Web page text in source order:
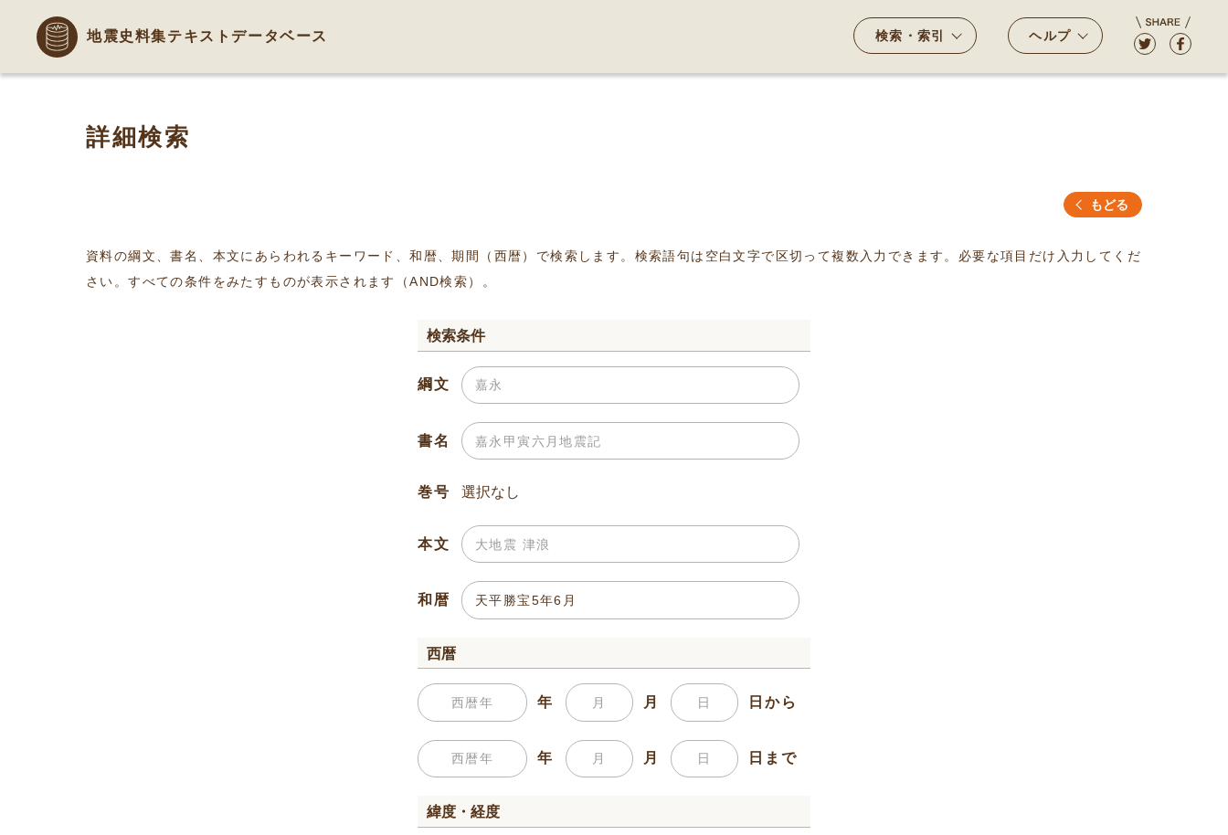
地震史料集テキストデータベース 検索・索引 ヘルプ
詳細検索
もどる
資料の綱文、書名、本文にあらわれるキーワード、和暦、期間（西暦）で検索します。検索語句は空白文字で区切って複数入力できます。必要な項目だけ入力してくだ
さい。すべての条件をみたすものが表示されます（AND検索）。
検索条件
綱文
書名
巻号
本文
和暦
西暦
年 月 日から
年 月 日まで
緯度・経度